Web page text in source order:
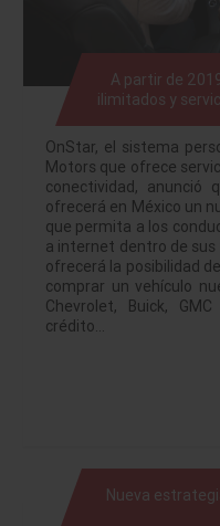
A partir de
ilimitados y
OnStar, el sistema
Motors que ofrece
conectividad,
ofrecerá en México un
que permita a los
a internet dentro de
ofrecerá la posibilidad
comprar un vehículo
Chevrolet, Buick,
crédito…
Nueva